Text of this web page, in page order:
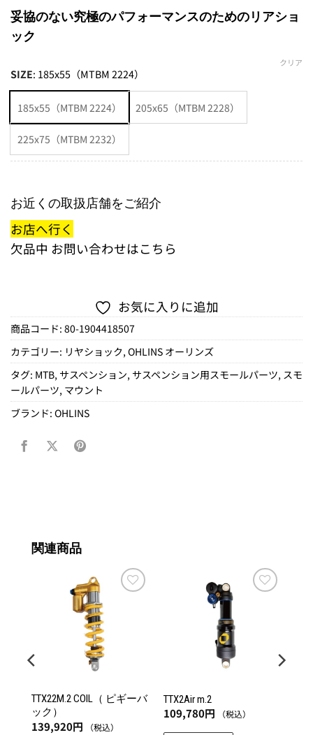
妥協のない究極のパフォーマンスのためのリアショ
ック
SIZE: 185x55（MTBM 2224）
185x55（MTBM 2224） 205x65（MTBM 2228）
225x75（MTBM 2232）
クリア
お近くの取扱店舗をご紹介
お店へ行く
欠品中 お問い合わせはこちら
お気に入りに追加
商品コード: 80-1904418507
カテゴリー: リヤショック, OHLINS オーリンズ
タグ: MTB, サスペンション, サスペンション用スモールパーツ, スモ
ールパーツ, マウント
ブランド: OHLINS
関連商品
TTX22M.2 COIL（ ピギーバ
ック）
139,920円 （税込）
TTX2Air m.2
109,780円 （税込）